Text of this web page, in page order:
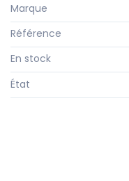
Marque
Référence
En stock
État